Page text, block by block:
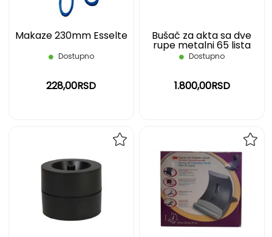
Makaze 230mm Esselte
Dostupno
228,00RSD
Bušač za akta sa dve
rupe metalni 65 lista
OFFICE DEPOT
Dostupno
1.800,00RSD